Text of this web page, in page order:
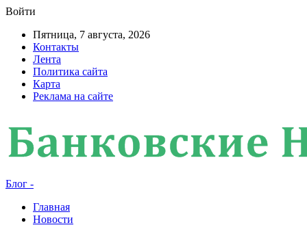
Войти
Пятница, 7 августа, 2026
Контакты
Лента
Политика сайта
Карта
Реклама на сайте
Блог -
Главная
Новости